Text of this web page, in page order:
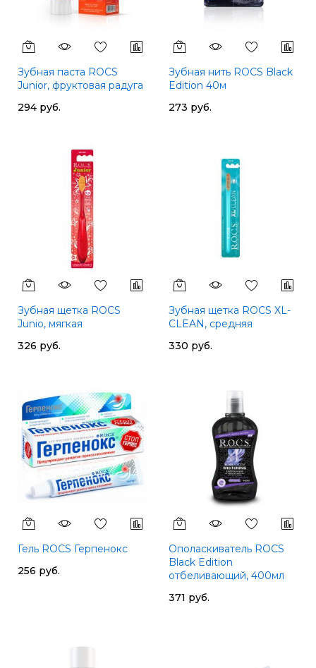
Зубная паста ROCS
Junior, фруктовая радуга
294 руб.
Зубная нить ROCS Black
Edition 40м
273 руб.
Зубная щетка ROCS
Junio, мягкая
326 руб.
Зубная щетка ROCS XL-
CLEAN, средняя
330 руб.
Гель ROCS Герпенокс
256 руб.
Ополаскиватель ROCS
Black Edition
отбеливающий, 400мл
371 руб.